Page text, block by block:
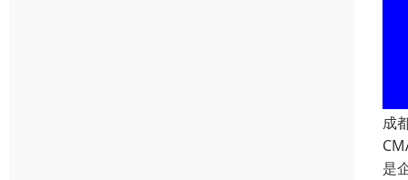
成
是